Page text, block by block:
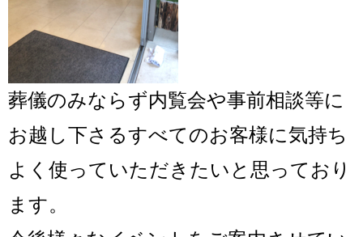
葬儀のみならず内覧会や事前相談等に
お越し下さるすべてのお客様に気持ち
よく使っていただきたいと思っており
ます。